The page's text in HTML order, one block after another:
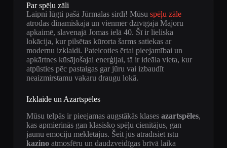
Par spēļu zāli
Laipni lūgti pašā Jūrmalas sirdī! Mūsu spēļu zāle
atrodas dinamiskajā un vienmēr dzīvīgajā Majoru
apkaimē, slavenajā Jomas ielā 40. Šī ir lieliska
lokācija, kur pilsētas kūrorta šarms satiekas ar
modernu izklaidi. Pateicoties ērtai pieejamībai un
apkārtnes kūsājošajai enerģijai, tā ir ideāla vieta, kur
atpūsties pēc pastaigas gar jūru vai izbaudīt
neaizmirstamu vakaru draugu lokā.
Izklaide un Azartspēles
Mūsu telpās ir pieejamas augstākās klases azartspēles,
kas apmierinās gan klasisko spēļu cienītājus, gan
jaunu emociju meklētājus. Šeit jūs atradīsiet īstu
kazinoatmosfēru un daudzveidīgas brīvā laika